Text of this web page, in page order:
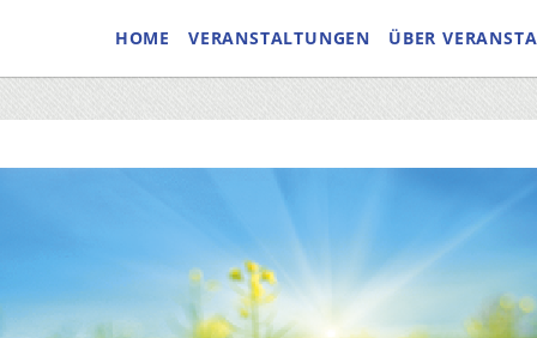
HOME VERANSTALTUNGEN ÜBER